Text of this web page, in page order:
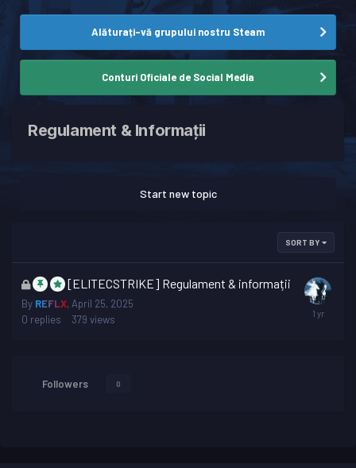
Alăturați-vă grupului nostru Steam
Conturi Oficiale de Social Media
Regulament & Informații
Start new topic
SORT BY
This
topic
is
locked
[ELITECSTRIKE] Regulament & informații
By REFLX, April 25, 2025
0 replies 379 views
Followers 0